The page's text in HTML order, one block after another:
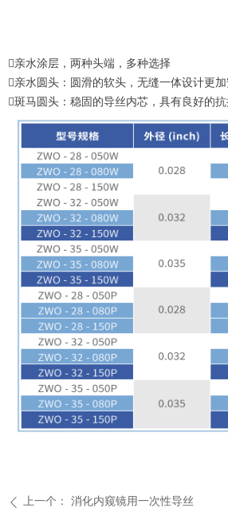
ꄴ 上一个： 消化内窥镜用一次性导丝
亲水涂层，两种头端，多种选择
亲水圆头：圆滑的软头，无缝一体设计更加
斑马圆头：稳固的导丝内芯，具有良好的